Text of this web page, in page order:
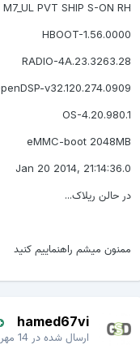
M7_UL PVT SHIP S-ON RH
HBOOT-1.56.0000
RADIO-4A.23.3263.28
OpenDSP-v32.120.274.0909
OS-4.20.980.1
eMMC-boot 2048MB
Jan 20 2014, 21:14:36.0
در حالن ریلاک...
ممنون میشم راهنماییم کنید
hamed67vi
51
ارسال شده در14 مهر، 2016